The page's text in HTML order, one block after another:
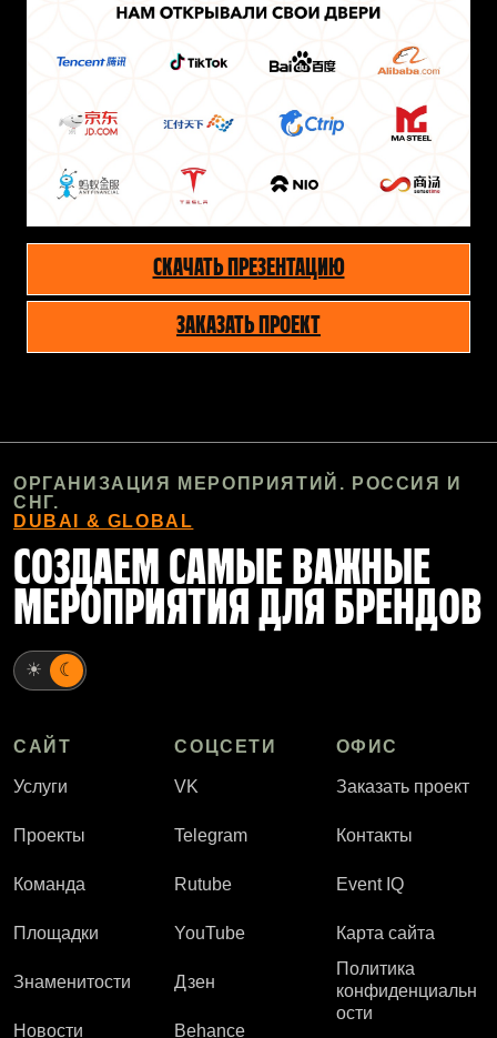
СКАЧАТЬ ПРЕЗЕНТАЦИЮ
ЗАКАЗАТЬ ПРОЕКТ
ОРГАНИЗАЦИЯ МЕРОПРИЯТИЙ. РОССИЯ И
СНГ.
DUBAI & GLOBAL
СОЗДАЕМ САМЫЕ ВАЖНЫЕ
МЕРОПРИЯТИЯ ДЛЯ БРЕНДОВ
☀ ☾
САЙТ
Услуги
Проекты
Команда
Площадки
Знаменитости
Новости
СОЦСЕТИ
VK
Telegram
Rutube
YouTube
Дзен
Behance
ОФИС
Заказать проект
Контакты
Event IQ
Карта сайта
Политика
конфиденциальн
ости